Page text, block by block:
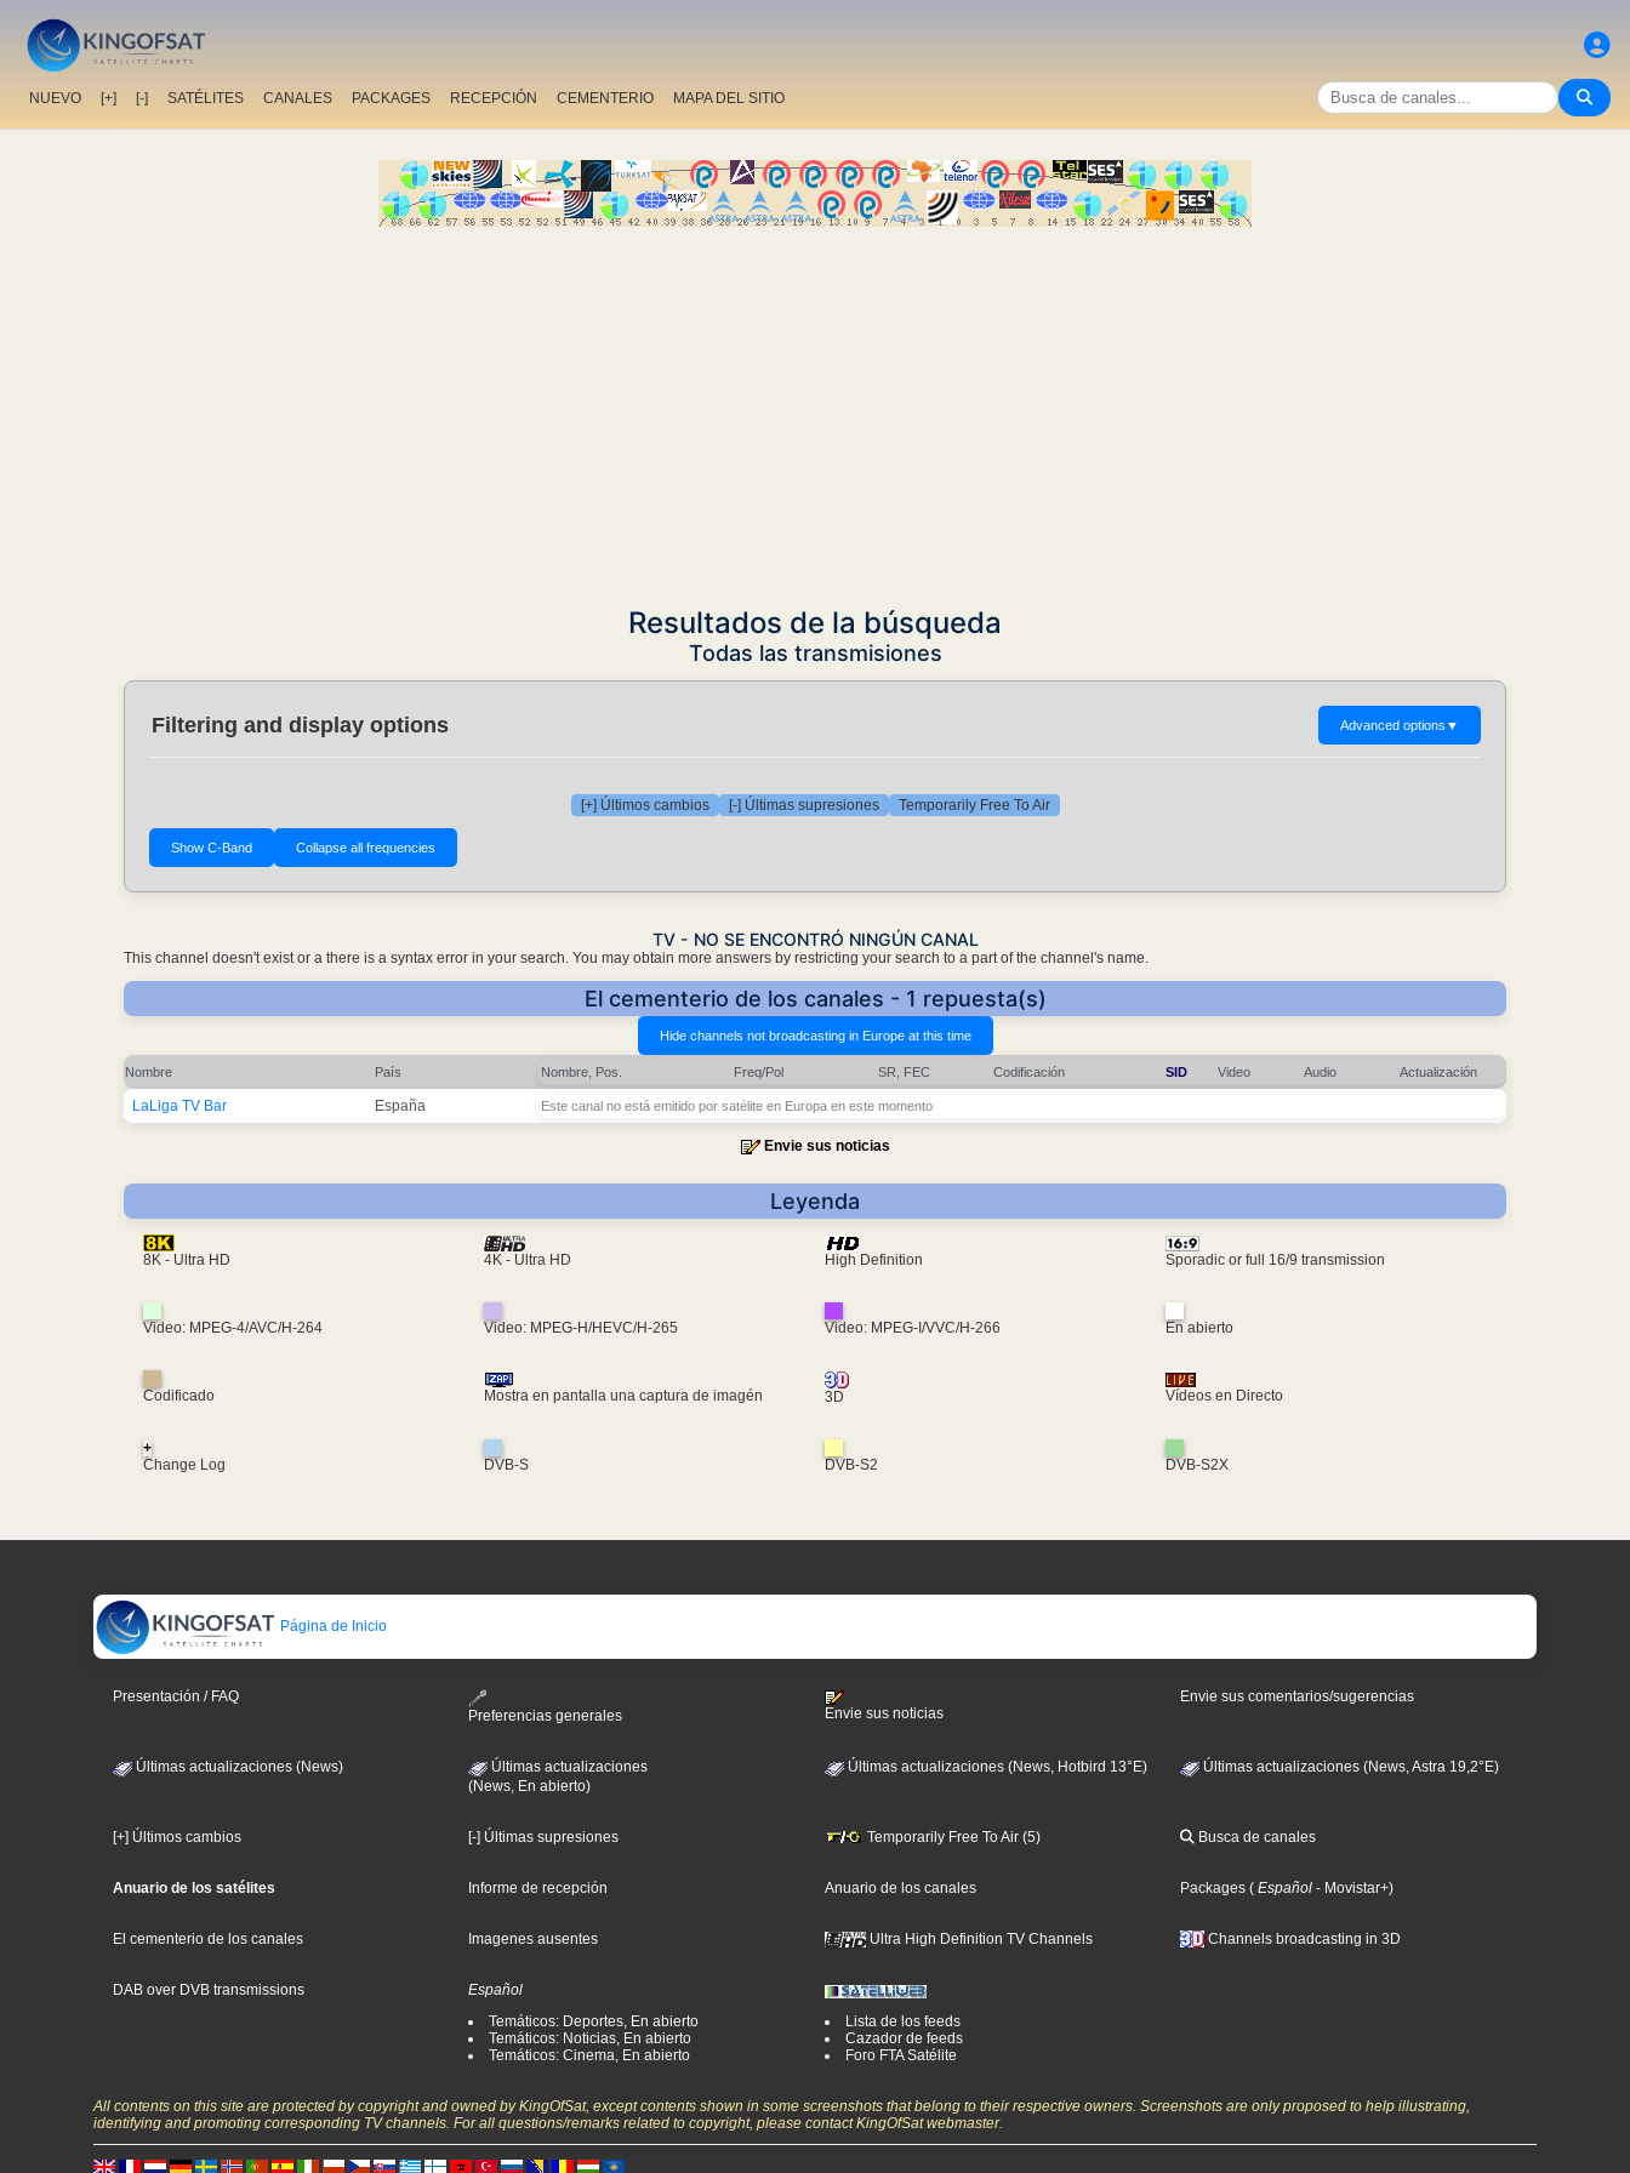
NUEVO [+] [-] SATÉLITES CANALES PACKAGES RECEPCIÓN CEMENTERIO MAPA DEL SITIO
Resultados de la búsqueda
Todas las transmisiones
Filtering and display options Advanced options ▼
[+] Últimos cambios [-] Últimas supresiones Temporarily Free To Air
TV - NO SE ENCONTRÓ NINGÚN CANAL
This channel doesn't exist or a there is a syntax error in your search. You may obtain more answers by restricting your search to a part of the channel's name.
El cementerio de los canales - 1 repuesta(s)
Nombre País Nombre, Pos. Freq/Pol SR, FEC Codificación SID Video Audio Actualización
LaLiga TV Bar España Este canal no está emitido por satélite en Europa en este momento
Envie sus noticias
Leyenda
8K - Ultra HD 4K - Ultra HD High Definition Sporadic or full 16/9 transmission
Video: MPEG-4/AVC/H-264 Video: MPEG-H/HEVC/H-265 Video: MPEG-I/VVC/H-266 En abierto
Codificado Mostra en pantalla una captura de imagén 3D Vídeos en Directo
+
Change Log
DVB-S DVB-S2 DVB-S2X
Página de Inicio
Presentación / FAQ
Preferencias generales
Envie sus noticias
Envie sus comentarios/sugerencias
Últimas actualizaciones (News)
Últimas actualizaciones
(News, En abierto)
Últimas actualizaciones (News, Hotbird 13°E) Últimas actualizaciones (News, Astra 19,2°E)
[+] Últimos cambios [-] Últimas supresiones Temporarily Free To Air (5) Busca de canales
Anuario de los satélites Informe de recepción Anuario de los canales Packages ( Español - Movistar+)
El cementerio de los canales Imagenes ausentes Ultra High Definition TV Channels Channels broadcasting in 3D
DAB over DVB transmissions
Español
Temáticos: Deportes, En abierto
Temáticos: Noticias, En abierto
Temáticos: Cinema, En abierto
Lista de los feeds
Cazador de feeds
Foro FTA Satélite
All contents on this site are protected by copyright and owned by KingOfSat, except contents shown in some screenshots that belong to their respective owners. Screenshots are only proposed to help illustrating,
identifying and promoting corresponding TV channels. For all questions/remarks related to copyright, please contact KingOfSat webmaster.